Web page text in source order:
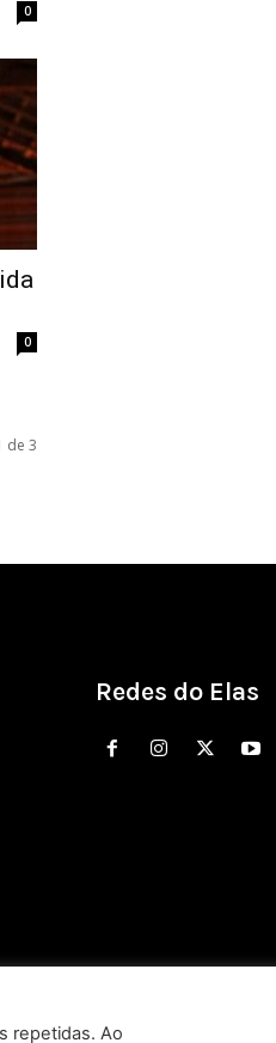
0
0
de 3
Redes do Elas
repetidas. Ao